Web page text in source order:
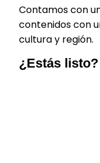
Contamos con
contenidos con
cultura y región.
¿Estás